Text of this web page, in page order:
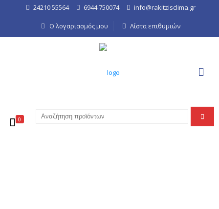
24210 55564 6944 750074 info@rakitzisclima.gr
Ο λογαριασμός μου Λίστα επιθυμιών
0